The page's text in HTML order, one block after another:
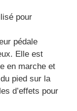
pour
pédale
Elle est
en marche et
pied sur la
d’effets pour